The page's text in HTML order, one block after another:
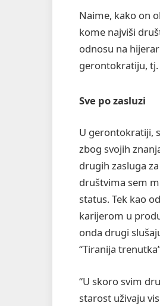
Naime, kako on
kome najviši
odnosu na
gerontokratiju,
Sve po zasluzi
U gerontokratiji,
zbog svojih
drugih zasluga
društvima sem
status. Tek kao
karijerom u
onda drugi
“Tiranija
“U skoro svim
starost uživaju